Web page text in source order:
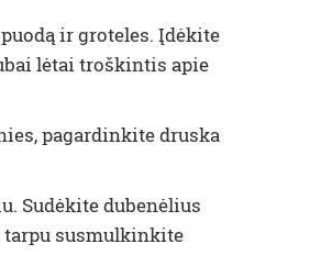
ir groteles. Įdėkite
lėtai troškintis apie
pagardinkite druska
Sudėkite dubenėlius
tarpu susmulkinkite